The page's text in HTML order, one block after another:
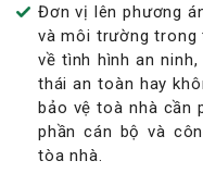
Đơn vị lên phương
và môi trường trong
về tình hình an
thái an toàn hay
bảo vệ toà nhà cần
phần cán bộ và
tòa nhà.